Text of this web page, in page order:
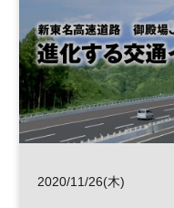
2020/11/26(木)